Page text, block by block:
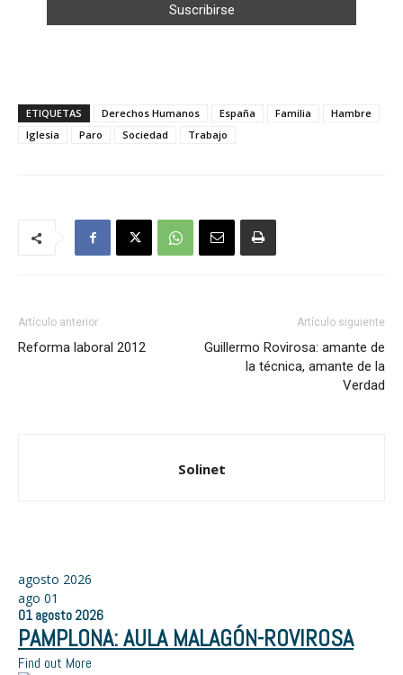
ETIQUETAS Derechos Humanos España Familia
Hambre
Iglesia
Paro Sociedad Trabajo
Artículo anterior
Reforma laboral 2012
Artículo siguiente
Guillermo Rovirosa: amante de
la técnica, amante de la
Verdad
Solinet
agosto 2026
ago 01
01 agosto 2026
PAMPLONA: AULA MALAGÓN-ROVIROSA
Find out More